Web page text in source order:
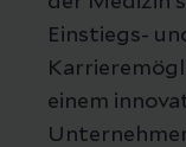
Einstiegs-
einem